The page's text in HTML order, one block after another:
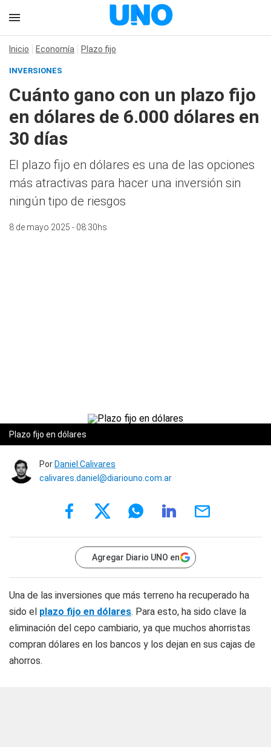
Inicio Economía Plazo fijo
INVERSIONES
Cuánto gano con un plazo fijo
en dólares de 6.000 dólares en
30 días
El plazo fijo en dólares es una de las opciones
más atractivas para hacer una inversión sin
ningún tipo de riesgos
8 de mayo 2025 - 08:30hs
Plazo fijo en dólares
Por Daniel Calivares
calivares.daniel@diariouno.com.ar
Agregar Diario UNO en
Una de las inversiones que más terreno ha recuperado ha
sido el plazo fijo en dólares. Para esto, ha sido clave la
eliminación del cepo cambiario, ya que muchos ahorristas
compran dólares en los bancos y los dejan en sus cajas de
ahorros.